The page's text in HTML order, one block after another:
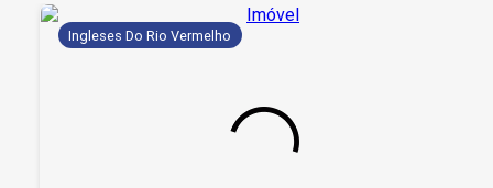
Ingleses Do Rio Vermelho